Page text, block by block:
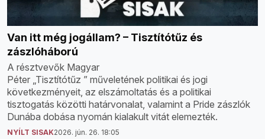
Van itt még jogállam? – Tisztítótűz és
zászlóháború
A résztvevők Magyar
Péter „Tisztítótűz ” műveletének politikai és jogi
következményeit, az elszámoltatás és a politikai
tisztogatás közötti határvonalat, valamint a Pride zászlók
Dunába dobása nyomán kialakult vitát elemezték.
NYÍLT SISAK2026. jún. 26. 18:05